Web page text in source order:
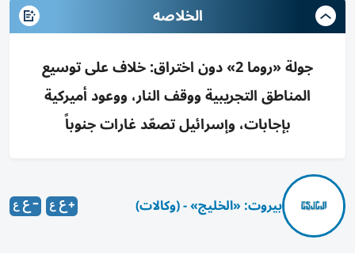
الخلاصه
جولة «روما 2» دون اختراق: خلاف على توسيع
المناطق التجريبية ووقف النار، ووعود أميركية
بإجابات، وإسرائيل تصعّد غارات جنوباً
بيروت: «الخليج» - (وكالات)